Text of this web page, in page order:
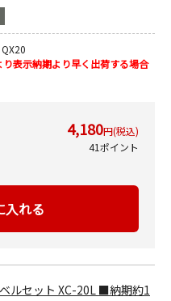
表示納期より早く出荷する場合
4,180円(税込)
41ポイント
ルセット XC-20L ■納期約1